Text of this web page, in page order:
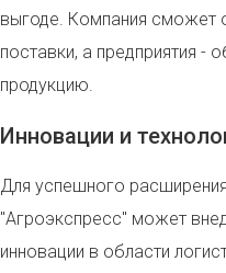
выгоде. Компания сможет
поставки, а предприятия -
продукцию.
Инновации и
Для успешного
"Агроэкспресс" может
инновации в области